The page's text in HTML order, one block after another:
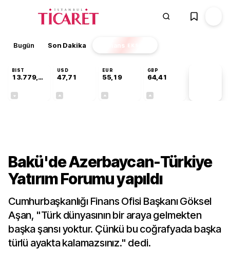
Bugün Son Dakika Finans EKSTRA
BIST
13.779,39
USD
47,71
EUR
55,19
GBP
64,41
Bakü'de Azerbaycan-Türkiye
Yatırım Forumu yapıldı
Cumhurbaşkanlığı Finans Ofisi Başkanı Göksel
Aşan, "Türk dünyasının bir araya gelmekten
başka şansı yoktur. Çünkü bu coğrafyada başka
türlü ayakta kalamazsınız." dedi.